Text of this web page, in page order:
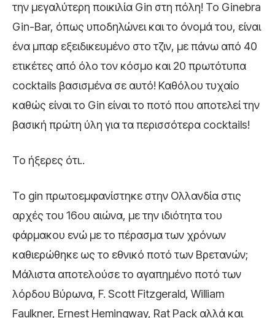
την μεγαλύτερη ποικιλία Gin στη πόλη! Το Ginebra
Gin-Bar, όπως υποδηλώνει και το όνομά του, είναι
ένα μπαρ εξειδικευμένο στο τζιν, με πάνω από 40
ετικέτες από όλο τον κόσμο και 20 πρωτότυπα
cocktails βασισμένα σε αυτό! Καθόλου τυχαίο
καθώς είναι το Gin είναι το ποτό που αποτελεί την
βασική πρώτη ύλη για τα περισσότερα cocktails!
Το ήξερες ότι..
Το gin πρωτοεμφανίστηκε στην Ολλανδία στις
αρχές του 16ου αιώνα, με την ιδιότητα του
φάρμακου ενώ με το πέρασμα των χρόνων
καθιερώθηκε ως το εθνικό ποτό των Βρετανών;
Μάλιστα αποτελούσε το αγαπημένο ποτό των
λόρδου Βύρωνα, F. Scott Fitzgerald, William
Faulkner, Ernest Hemingway, Rat Pack αλλά και